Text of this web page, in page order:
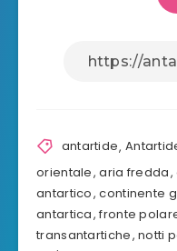
antartide,
orientale,aria fredda,
antartico,continente
antartica,fronte
transantartiche,notti